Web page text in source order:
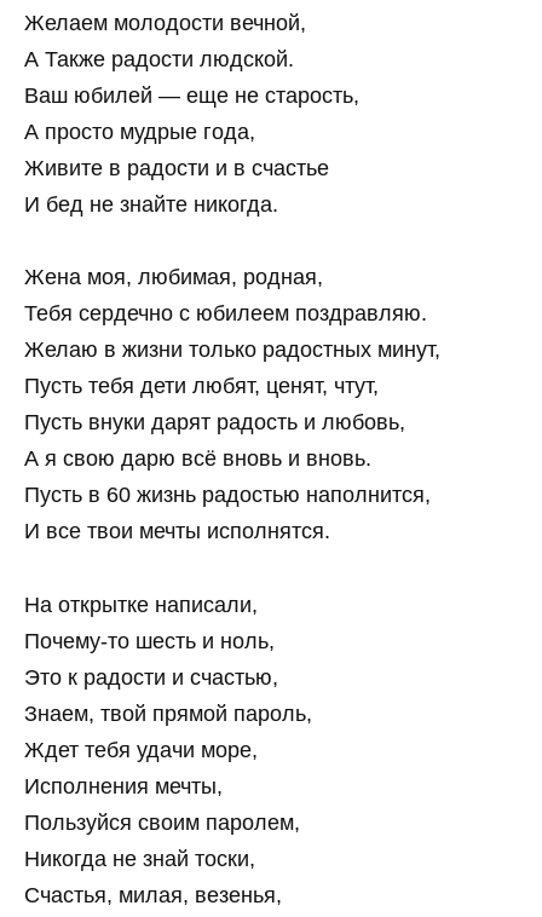
Желаем молодости вечной,
А Также радости людской.
Ваш юбилей — еще не старость,
А просто мудрые года,
Живите в радости и в счастье
И бед не знайте никогда.
Жена моя, любимая, родная,
Тебя сердечно с юбилеем поздравляю.
Желаю в жизни только радостных минут,
Пусть тебя дети любят, ценят, чтут,
Пусть внуки дарят радость и любовь,
А я свою дарю всё вновь и вновь.
Пусть в 60 жизнь радостью наполнится,
И все твои мечты исполнятся.
На открытке написали,
Почему-то шесть и ноль,
Это к радости и счастью,
Знаем, твой прямой пароль,
Ждет тебя удачи море,
Исполнения мечты,
Пользуйся своим паролем,
Никогда не знай тоски,
Счастья, милая, везенья,